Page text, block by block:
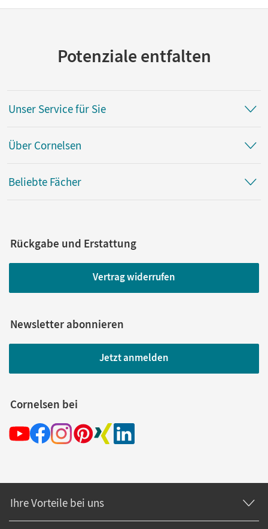
Potenziale entfalten
Unser Service für Sie
Über Cornelsen
Beliebte Fächer
Rückgabe und Erstattung
Vertrag widerrufen
Newsletter abonnieren
Jetzt anmelden
Cornelsen bei
Ihre Vorteile bei uns